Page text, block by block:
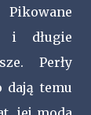
i długie
Perły
dają temu